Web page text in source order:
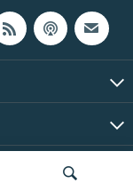
права защищены.